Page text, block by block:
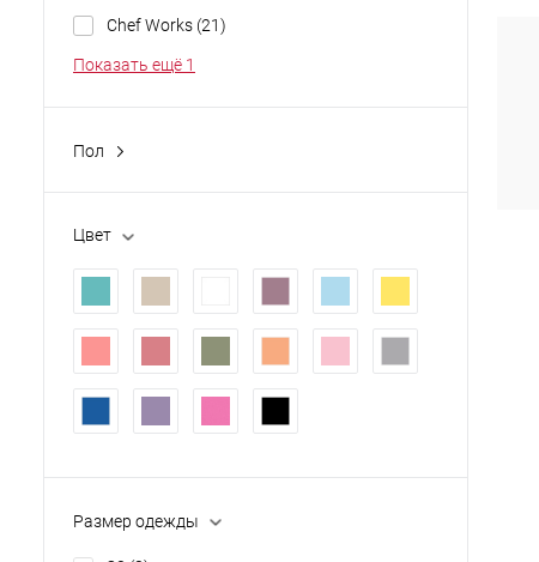
Chef Works (21)
Показать ещё 1
Пол
Цвет
Размер одежды